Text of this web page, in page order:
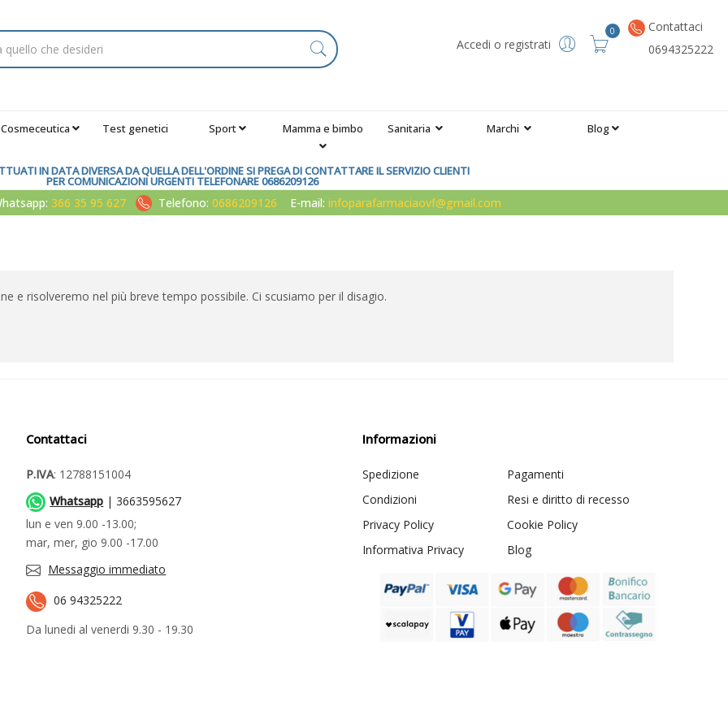
Accedi o registrati
0
Contattaci
0694325222
Cosmeceutica Test genetici Sport Mamma e bimbo Sanitaria Marchi Blog
IN DATA DIVERSA DA QUELLA DELL'ORDINE SI PREGA DI CONTATTARE IL SERVIZIO CLIENTI
PER COMUNICAZIONI URGENTI TELEFONARE 0686209126
366 35 95 627 Telefono:0686209126 E-mail:infoparafarmaciaovf@gmail.com
e risolveremo nel più breve tempo possibile. Ci scusiamo per il disagio.
Contattaci
P.IVA: 12788151004
Whatsapp | 3663595627
lun e ven 9.00 -13.00;
mar, mer, gio 9.00 -17.00
Messaggio immediato
06 94325222
Da lunedi al venerdi 9.30 - 19.30
Informazioni
Spedizione
Pagamenti
Condizioni
Resi e diritto di recesso
Privacy Policy
Cookie Policy
Informativa Privacy
Blog